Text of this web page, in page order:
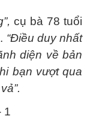
cụ bà 78 tuổi
“Điều duy nhất
diện về bản
bạn vượt qua